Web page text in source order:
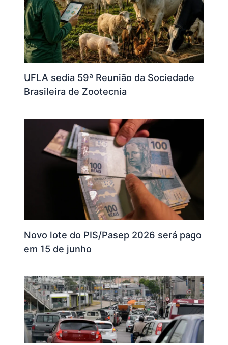
UFLA sedia 59ª Reunião da Sociedade
Brasileira de Zootecnia
Novo lote do PIS/Pasep 2026 será pago
em 15 de junho